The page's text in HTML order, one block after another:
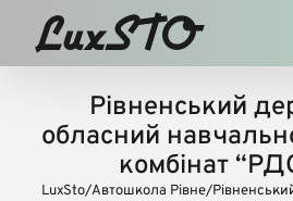
content
Рівненський
обласний
комбінат
LuxSto/Автошкола Рівне/